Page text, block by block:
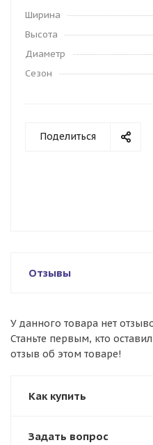
Ширина
Высота
Диаметр
Сезон
Поделиться
Отзывы
У данного товара нет
Станьте первым, кто оставил
отзыв об этом товаре!
Как купить
Задать вопрос